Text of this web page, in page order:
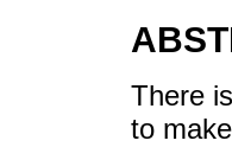
There
to